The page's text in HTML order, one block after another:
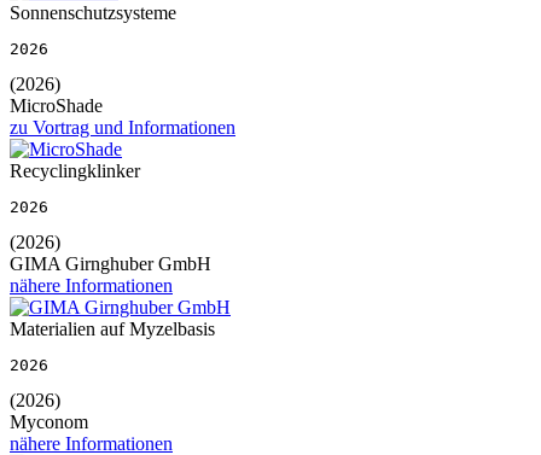
Sonnenschutzsysteme
2026
(2026)
MicroShade
zu Vortrag und Informationen
Recyclingklinker
2026
(2026)
GIMA Girnghuber GmbH
nähere Informationen
Materialien auf Myzelbasis
2026
(2026)
Myconom
nähere Informationen